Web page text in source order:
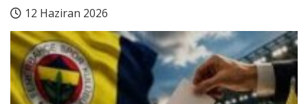
12 Haziran 2026